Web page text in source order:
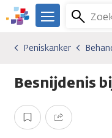
Overslaan
en
gaan
We
er
je.
Menu
Kankersoorten
Peniskanker
Behandelingen
Peniskanker
Besnijdenis
Opslaan Delen